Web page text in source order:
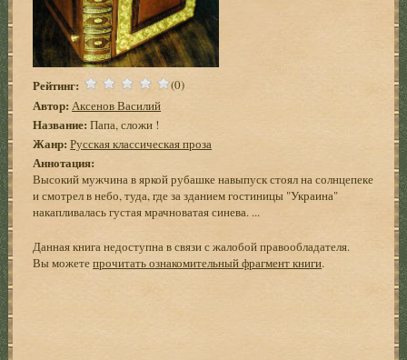
Рейтинг: (0)
Автор: Аксенов Василий
Название: Папа, сложи !
Жанр: Русская классическая проза
Аннотация:
Высокий мужчина в яркой рубашке навыпуск стоял на солнцепеке
и смотрел в небо, туда, где за зданием гостиницы "Украина"
накапливалась густая мрачноватая синева. ...
Данная книга недоступна в связи с жалобой правообладателя.
Вы можетепрочитать ознакомительный фрагмент книги.